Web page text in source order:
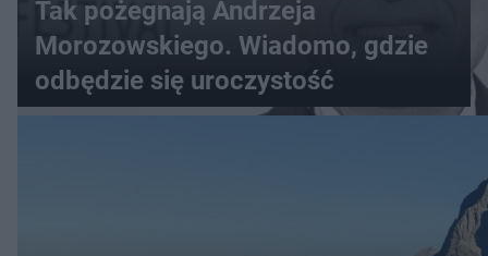
Tak pożegnają Andrzeja
Morozowskiego. Wiadomo, gdzie
odbędzie się uroczystość